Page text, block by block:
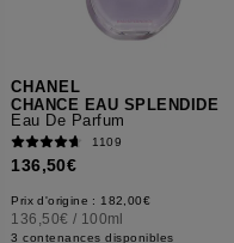
CHANEL
CHANCE EAU SPLENDIDE
Eau De Parfum
1109
136,50€
Prix d'origine : 182,00€
136,50€ / 100ml
3 contenances disponibles